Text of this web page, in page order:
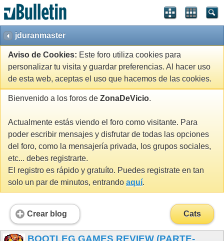
jduranmaster
Aviso de Cookies: Este foro utiliza cookies para
personalizar tu visita y guardar preferencias. Al hacer uso
de esta web, aceptas el uso que hacemos de las cookies.
Bienvenido a los foros de ZonaDeVicio.
Actualmente estás viendo el foro como visitante. Para
poder escribir mensajes y disfrutar de todas las opciones
del foro, como la mensajería privada, los grupos sociales,
etc... debes registrarte.
El registro es rápido y gratuíto. Puedes registrate en tan
solo un par de minutos, entrando aquí.
Crear blog Cats
BOOTLEG GAMES REVIEW (PARTE-